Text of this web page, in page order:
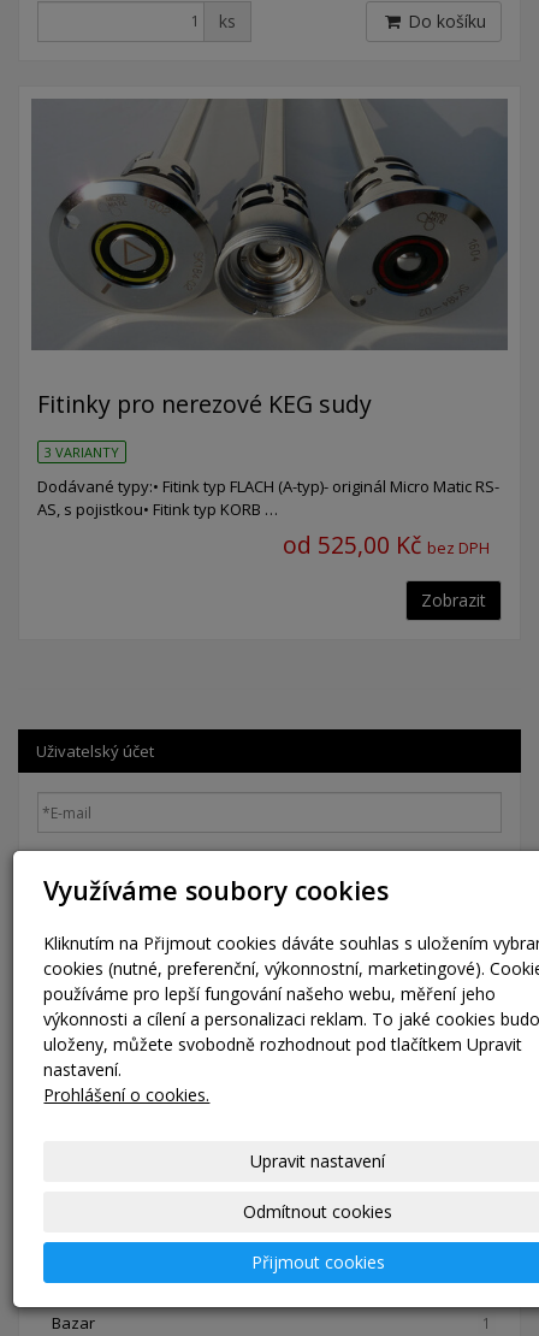
ks Do košíku
Fitinky pro nerezové KEG sudy
3 VARIANTY
Dodávané typy:• Fitink typ FLACH (A-typ)- originál Micro Matic RS-
AS, s pojistkou• Fitink typ KORB …
od 525,00 Kč bez DPH
Zobrazit
Uživatelský účet
Přihlásit se
E-shop
Nerezové sudy DIN KEG
Nářadí a doplňky 8
Bazar 1
Využíváme soubory cookies
Kliknutím na Přijmout cookies dáváte souhlas s uložením
cookies (nutné, preferenční, výkonnostní, marketingové).
používáme pro lepší fungování našeho webu, měření jeho
výkonnosti a cílení a personalizaci reklam. To jaké cookies
uloženy, můžete svobodně rozhodnout pod tlačítkem Upravit
nastavení.
Prohlášení o cookies.
Upravit nastavení
Odmítnout cookies
Přijmout cookies